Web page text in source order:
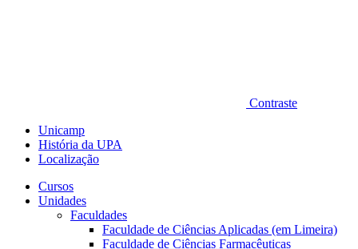
Contraste
Unicamp
História da UPA
Localização
Cursos
Unidades
Faculdades
Faculdade de Ciências Aplicadas (em Limeira)
Faculdade de Ciências Farmacêuticas